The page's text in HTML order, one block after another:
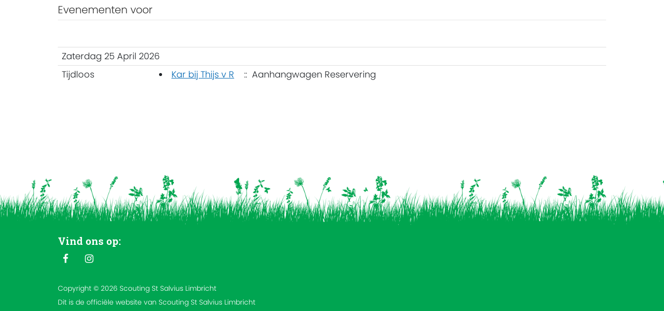
Evenementen voor
Zaterdag 25 April 2026
Tijdloos
Kar bij Thijs v R :: Aanhangwagen Reservering
Vind ons op:
Copyright © 2026 Scouting St Salvius Limbricht
Dit is de officiële website van Scouting St Salvius Limbricht